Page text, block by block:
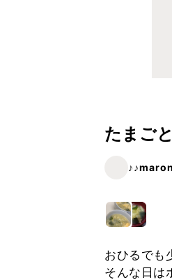
たまご
おひるでも
そんな日は